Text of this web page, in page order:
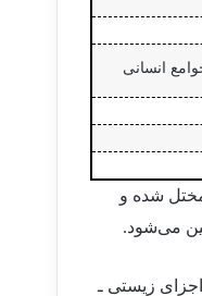
انسانی
شده و
میشود.
زیستی ـ